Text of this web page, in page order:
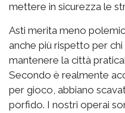
mettere in sicurezza le
Asti merita meno
anche più rispetto per
mantenere la città
Secondo è realmente
per gioco, abbiano
porfido. I nostri operai